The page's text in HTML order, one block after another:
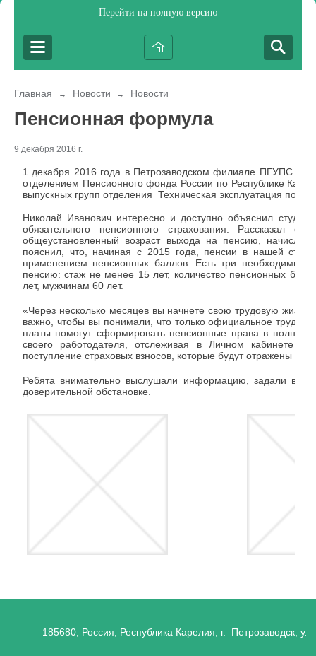
Перейти на полную версию
Главная → Новости → Новости
Пенсионная формула
9 декабря 2016 г.
1 декабря 2016 года в Петрозаводском филиале ПГУПС
отделением Пенсионного фонда России по Республике
выпускных групп отделения Техническая эксплуатация
Николай Иванович интересно и доступно объяснил
обязательного пенсионного страхования. Рассказал о
общеустановленный возраст выхода на пенсию,
пояснил, что, начиная с 2015 года, пенсии в нашей
применением пенсионных баллов. Есть три необходимых
пенсию: стаж не менее 15 лет, количество пенсионных
лет, мужчинам 60 лет.
«Через несколько месяцев вы начнете свою трудовую
важно, чтобы вы понимали, что только официальное
платы помогут сформировать пенсионные права в полном
своего работодателя, отслеживая в Личном кабинете
поступление страховых взносов, которые будут отражены на
Ребята внимательно выслушали информацию, задали
доверительной обстановке.
185680, Россия, Республика Карелия, г. Петрозаводск,